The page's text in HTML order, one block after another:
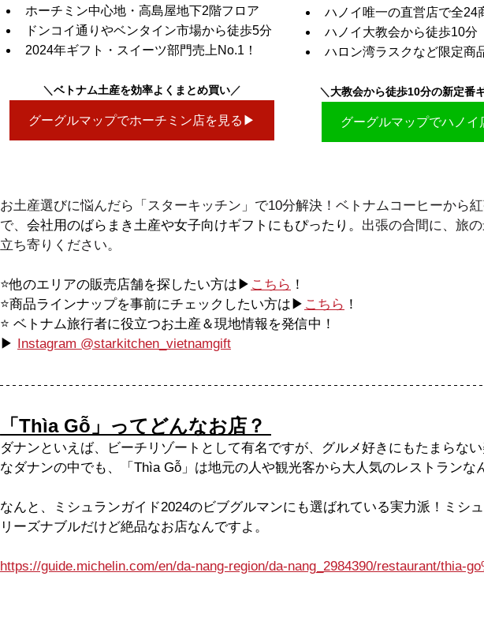
ホーチミン中心地・高島屋地下2階フロア
ドンコイ通りやベンタイン市場から徒歩5分
2024年ギフト・スイーツ部門売上No.1！
＼ベトナム土産を効率よくまとめ買い／
グーグルマップでホーチミン店を見る▶
ハノイ唯一の直営店で全24
ハノイ大教会から徒歩10分
ハロン湾ラスクなど限定商
＼大教会から徒歩10分の新定番
グーグルマップでハノ
お土産選びに悩んだら「スターキッチン」で10分解決！ベトナムコーヒーから
で、 会社用のばらまき土産や女子向けギフトにもぴったり。 出張の合間に、旅
立ち寄りください。
⭐️他のエリアの販売店舗を探したい方は▶ こちら ！
⭐️商品ラインナップを事前にチェックしたい方は▶ こちら ！
⭐️ ベトナム旅行者に役立つお土産＆現地情報を発信中！
▶ Instagram @starkitchen_vietnamgift
「Thìa Gỗ」ってどんなお店？
ダナンといえば、ビーチリゾートとして有名ですが、グルメ好きにもたまらな
なダナンの中でも、「Thìa Gỗ」は地元の人や観光客から大人気のレストランな
なんと、ミシュランガイド2024のビブグルマンにも選ばれている実力派！ミシ
リーズナブルだけど絶品なお店なんですよ。
https://guide.michelin.com/en/da-nang-region/da-nang_2984390/restaurant/thia-